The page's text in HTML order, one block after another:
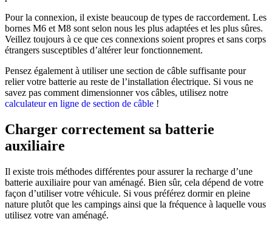
Pour la connexion, il existe beaucoup de types de raccordement. Les
bornes M6 et M8 sont selon nous les plus adaptées et les plus sûres.
Veillez toujours à ce que ces connexions soient propres et sans corps
étrangers susceptibles d’altérer leur fonctionnement.
Pensez également à utiliser une section de câble suffisante pour
relier votre batterie au reste de l’installation électrique. Si vous ne
savez pas comment dimensionner vos câbles, utilisez notre
calculateur en ligne de section de câble !
Charger correctement sa batterie
auxiliaire
Il existe trois méthodes différentes pour assurer la recharge d’une
batterie auxiliaire pour van aménagé. Bien sûr, cela dépend de votre
façon d’utiliser votre véhicule. Si vous préférez dormir en pleine
nature plutôt que les campings ainsi que la fréquence à laquelle vous
utilisez votre van aménagé.